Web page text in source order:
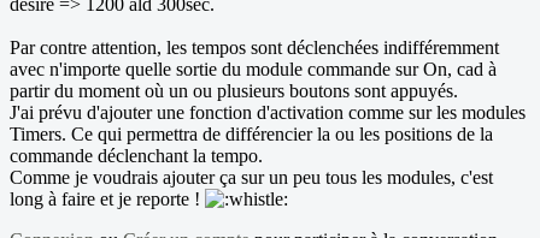
désiré => 1200 ald 300sec.
Par contre attention, les tempos sont déclenchées indifféremment
avec n'importe quelle sortie du module commande sur On, cad à
partir du moment où un ou plusieurs boutons sont appuyés.
J'ai prévu d'ajouter une fonction d'activation comme sur les modules
Timers. Ce qui permettra de différencier la ou les positions de la
commande déclenchant la tempo.
Comme je voudrais ajouter ça sur un peu tous les modules, c'est
long à faire et je reporte !